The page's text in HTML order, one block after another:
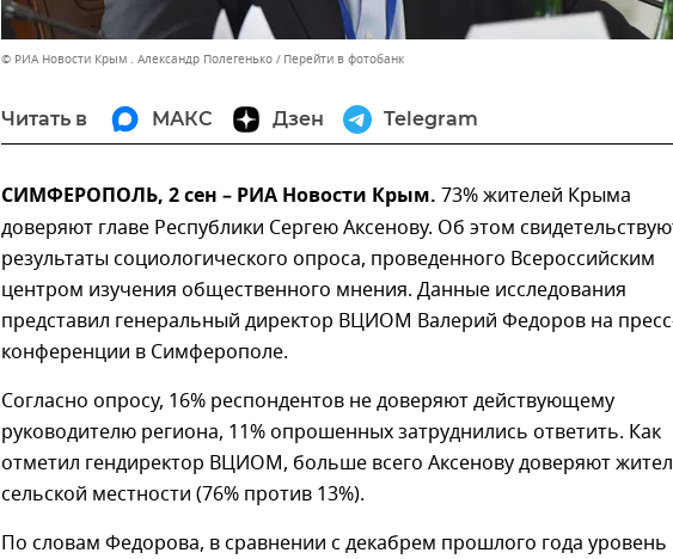
© РИА Новости Крым . Александр Полегенько Перейти в фотобанк
Читать в МАКС Дзен Telegram
СИМФЕРОПОЛЬ, 2 сен – РИА Новости Крым. 73% жителей Крыма
доверяют главе Республики Сергею Аксенову. Об этом
результаты социологического опроса, проведенного Всероссийским
центром изучения общественного мнения. Данные исследования
представил генеральный директор ВЦИОМ Валерий Федоров на
конференции в Симферополе.
Согласно опросу, 16% респондентов не доверяют действующему
руководителю региона, 11% опрошенных затруднились ответить. Как
отметил гендиректор ВЦИОМ, больше всего Аксенову доверяют
сельской местности (76% против 13%).
По словам Федорова, в сравнении с декабрем прошлого года уровень